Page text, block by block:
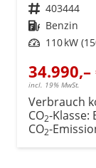
Fahrzeugnr. 403444
Kraftstoff Benzin
Leistung 110 kW
34.990,–
incl. 19% MwSt.
Verbrauch
CO2-Klasse:
CO2-